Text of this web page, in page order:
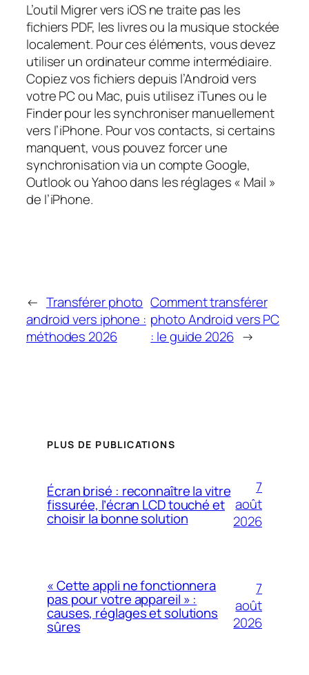
L’outil Migrer vers iOS ne traite pas les
fichiers PDF, les livres ou la musique stockée
localement. Pour ces éléments, vous devez
utiliser un ordinateur comme intermédiaire.
Copiez vos fichiers depuis l’Android vers
votre PC ou Mac, puis utilisez iTunes ou le
Finder pour les synchroniser manuellement
vers l’iPhone. Pour vos contacts, si certains
manquent, vous pouvez forcer une
synchronisation via un compte Google,
Outlook ou Yahoo dans les réglages « Mail »
de l’iPhone.
← Transférer photo
android vers iphone :
méthodes 2026
Comment transférer
photo Android vers PC
: le guide 2026 →
PLUS DE PUBLICATIONS
Écran brisé : reconnaître la vitre
fissurée, l’écran LCD touché et
choisir la bonne solution
7
août
2026
« Cette appli ne fonctionnera
pas pour votre appareil » :
causes, réglages et solutions
sûres
7
août
2026